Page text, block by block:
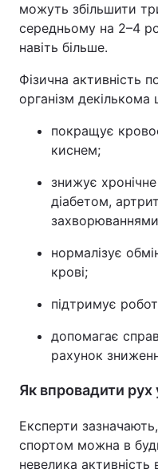
можуть збільшити
середньому на 2–4
навіть більше.
Фізична активність
організм
покращує
киснем;
знижує
діабетом,
нормалізує
крові;
підтримує
допомагає
рахунок
Як впровадити
Експерти
спортом можна в
невелика